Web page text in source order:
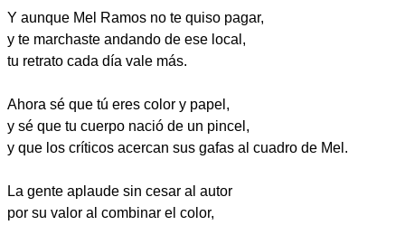
Y aunque Mel Ramos no te quiso pagar,
y te marchaste andando de ese local,
tu retrato cada día vale más.
Ahora sé que tú eres color y papel,
y sé que tu cuerpo nació de un pincel,
y que los críticos acercan sus gafas al cuadro de Mel.
La gente aplaude sin cesar al autor
por su valor al combinar el color,